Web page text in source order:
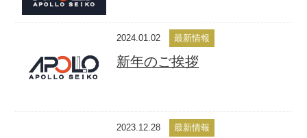
2024.01.02 最新情報
新年のご挨拶
2023.12.28 最新情報